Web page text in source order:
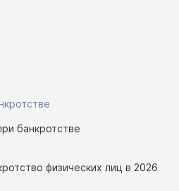
банкротстве
физических лиц в 2026